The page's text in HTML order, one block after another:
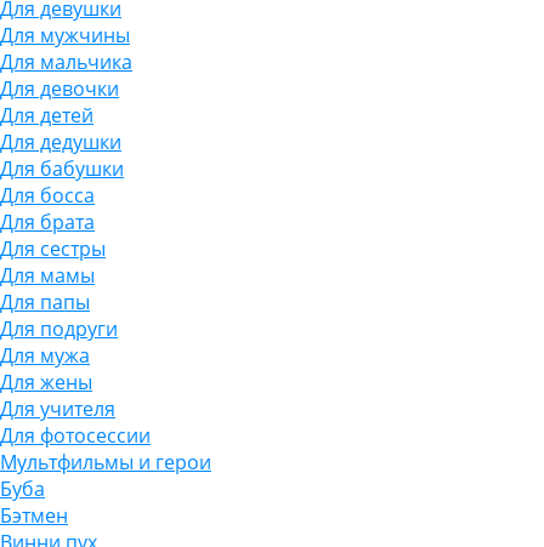
Для девушки
Для мужчины
Для мальчика
Для девочки
Для детей
Для дедушки
Для бабушки
Для босса
Для брата
Для сестры
Для мамы
Для папы
Для подруги
Для мужа
Для жены
Для учителя
Для фотосессии
Мультфильмы и герои
Буба
Бэтмен